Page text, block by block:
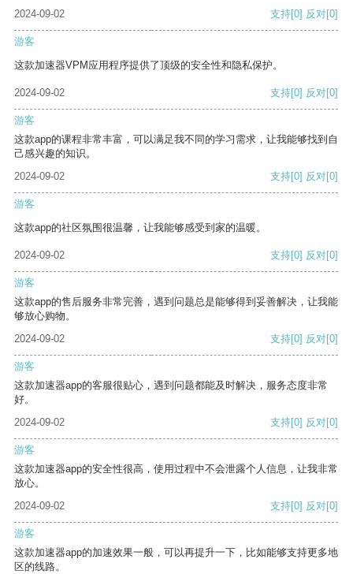
2024-09-02 支持[0] 反对[0]
游客
这款加速器VPM应用程序提供了顶级的安全性和隐私保护。
2024-09-02 支持[0] 反对[0]
游客
这款app的课程非常丰富，可以满足我不同的学习需求，让我能够找到自
己感兴趣的知识。
2024-09-02
支持[0] 反对[0]
游客
这款app的社区氛围很温馨，让我能够感受到家的温暖。
2024-09-02 支持[0] 反对[0]
游客
这款app的售后服务非常完善，遇到问题总是能够得到妥善解决，让我能
够放心购物。
2024-09-02
支持[0] 反对[0]
游客
这款加速器app的客服很贴心，遇到问题都能及时解决，服务态度非常
好。
2024-09-02
支持[0] 反对[0]
游客
这款加速器app的安全性很高，使用过程中不会泄露个人信息，让我非常
放心。
2024-09-02
支持[0] 反对[0]
游客
这款加速器app的加速效果一般，可以再提升一下，比如能够支持更多地
区的线路。